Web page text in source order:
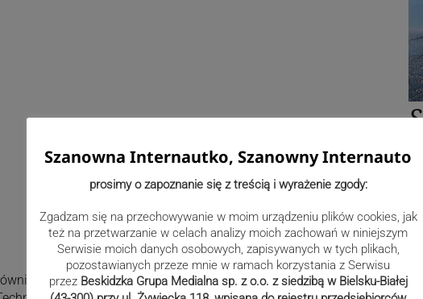
m.in. w Liceum Ogólnokształcącym w Czechowicach-
Szanowna Internautko, Szanowny Internauto
prosimy o zapoznanie się z treścią i wyrażenie zgody:
Zgadzam się na przechowywanie w moim urządzeniu plików cookies, jak
też na przetwarzanie w celach analizy moich zachowań w niniejszym
Serwisie moich danych osobowych, zapisywanych w tych plikach,
pozostawianych przeze mnie w ramach korzystania z Serwisu
przez Beskidzka Grupa Medialna sp. z o.o. z siedzibą w Bielsku-Białej